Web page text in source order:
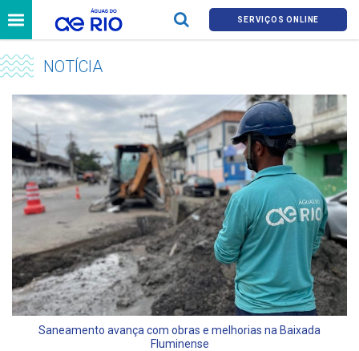
SERVIÇOS ONLINE
NOTÍCIA
Saneamento avança com obras e melhorias na Baixada
Fluminense